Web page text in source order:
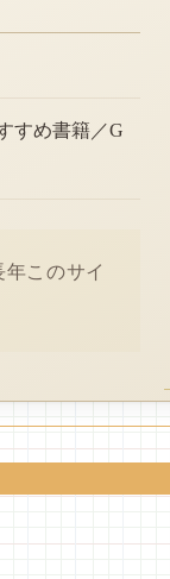
すめ書籍／G
このサイ